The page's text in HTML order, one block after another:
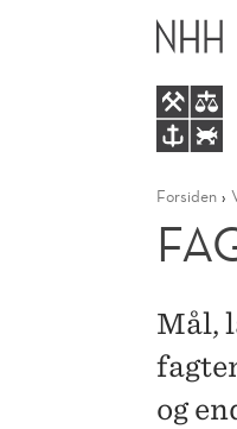
FAGLIG
Forsiden
Mål,
og